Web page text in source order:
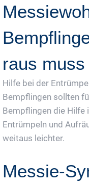
raus muss
Hilfe bei der
Bempflingen sollten
Bempflingen die Hilfe
Entrümpeln und
weitaus leichter.
Messie-